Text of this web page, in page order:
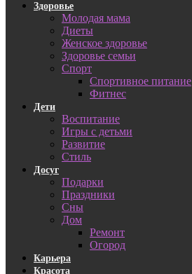
Здоровье
Молодая мама
Диеты
Женское здоровье
Здоровье семьи
Спорт
Спортивное питание
Фитнес
Дети
Воспитание
Игры с детьми
Развитие
Стиль
Досуг
Подарки
Праздники
Сны
Дом
Ремонт
Огород
Карьера
Красота